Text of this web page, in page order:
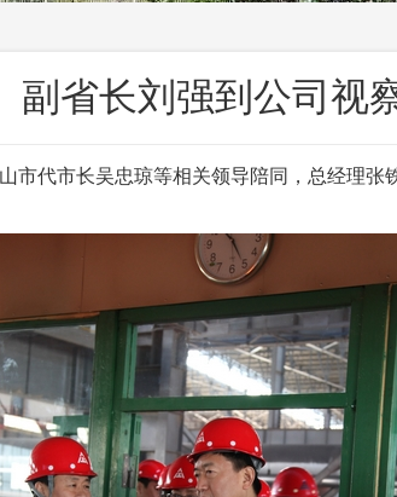
副省长刘强到公司视
代市长吴忠琼等相关领导陪同，总经理张